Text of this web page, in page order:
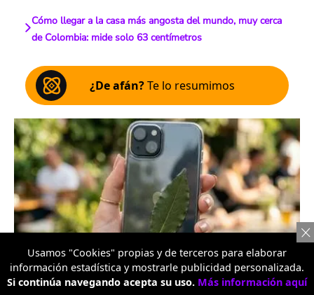
Cómo llegar a la casa más angosta del mundo, muy cerca
de Colombia: mide solo 63 centímetros
¿De afán?Te lo resumimos
Imagen de referencia / Getty Images
Escucha el artículo
Usamos "Cookies" propias y de terceros para elaborar
información estadística y mostrarle publicidad personalizada.
Si continúa navegando acepta su uso. Más información aquí